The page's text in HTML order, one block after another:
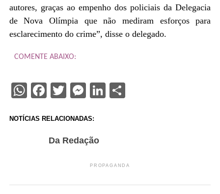
autores, graças ao empenho dos policiais da Delegacia
de Nova Olímpia que não mediram esforços para
esclarecimento do crime”, disse o delegado.
COMENTE ABAIXO:
WhatsApp
Facebook
Twitter
Messenger
LinkedIn
Share
NOTÍCIAS RELACIONADAS:
Da Redação
PROPAGANDA